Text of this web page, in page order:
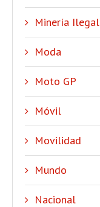
Minería Ilegal
Moda
Moto GP
Móvil
Movilidad
Mundo
Nacional